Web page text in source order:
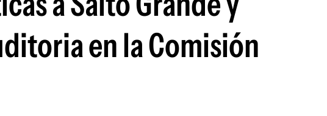
en la Comisión